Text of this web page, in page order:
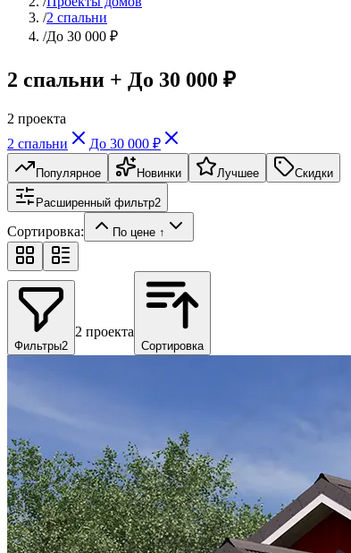
/2 спальни
/До 30 000 ₽
2 спальни + До 30 000 ₽
2 проекта
2 спальни
До 30 000 ₽
Популярное Новинки Лучшее Скидки
Расширенный фильтр2
Сортировка: По цене ↑
Фильтры2
2 проекта
Сортировка